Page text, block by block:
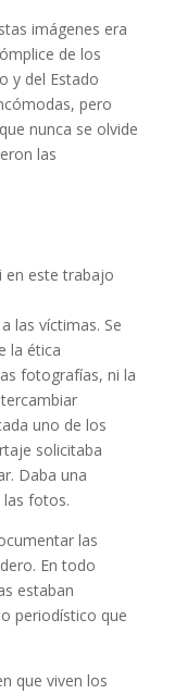
imágenes era
de los
y del Estado
pero
nunca se olvide
las
en este trabajo
las víctimas. Se
la ética
fotografías, ni la
uno de los
solicitaba
Daba una
las fotos.
las
En todo
estaban
periodístico que
que viven los